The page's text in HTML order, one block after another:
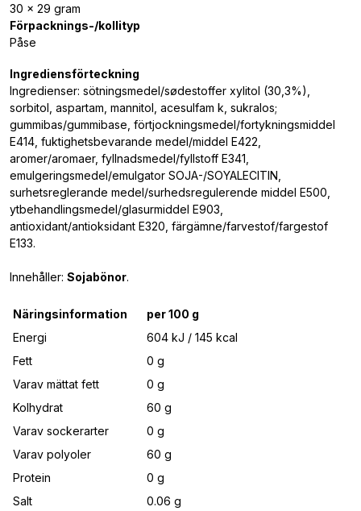
30 x 29 gram
Förpacknings-/kollityp
Påse
Ingrediensförteckning
Ingredienser: sötningsmedel/sødestoffer xylitol (30,3%),
sorbitol, aspartam, mannitol, acesulfam k, sukralos;
gummibas/gummibase, förtjockningsmedel/fortykningsmiddel
E414, fuktighetsbevarande medel/middel E422,
aromer/aromaer, fyllnadsmedel/fyllstoff E341,
emulgeringsmedel/emulgator SOJA-/SOYALECITIN,
surhetsreglerande medel/surhedsregulerende middel E500,
ytbehandlingsmedel/glasurmiddel E903,
antioxidant/antioksidant E320, färgämne/farvestof/fargestof
E133.
Innehåller: Sojabönor.
Näringsinformation
per 100 g
Energi
604 kJ / 145 kcal
Fett
0 g
Varav mättat fett
0 g
Kolhydrat
60 g
Varav sockerarter
0 g
Varav polyoler
60 g
Protein
0 g
Salt
0.06 g